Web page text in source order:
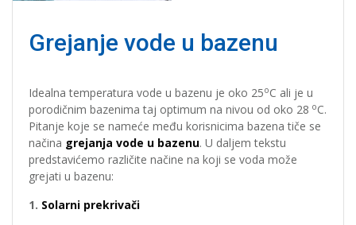
Grejanje vode u bazenu
Idealna temperatura vode u bazenu je oko 25oC ali je u
porodičnim bazenima taj optimum na nivou od oko 28 oC.
Pitanje koje se nameće među korisnicima bazena tiče se
načina grejanja vode u bazenu. U daljem tekstu
predstavićemo različite načine na koji se voda može
grejati u bazenu:
1. Solarni prekrivači